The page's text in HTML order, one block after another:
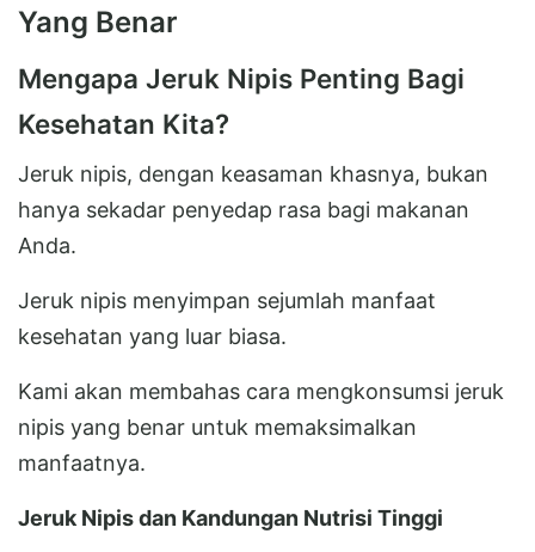
Yang Benar
Mengapa Jeruk Nipis Penting Bagi
Kesehatan Kita?
Jeruk nipis, dengan keasaman khasnya, bukan
hanya sekadar penyedap rasa bagi makanan
Anda.
Jeruk nipis menyimpan sejumlah manfaat
kesehatan yang luar biasa.
Kami akan membahas cara mengkonsumsi jeruk
nipis yang benar untuk memaksimalkan
manfaatnya.
Jeruk Nipis dan Kandungan Nutrisi Tinggi